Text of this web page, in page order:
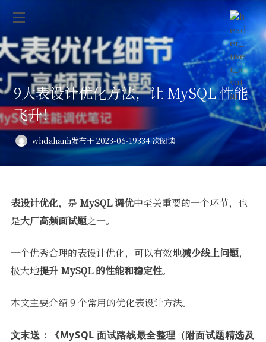
9大表设计优化方法，让 MySQL 性能
飞升！
whdahanh发布于 2023-06-19334 次阅读
表设计优化，是 MySQL 调优中至关重要的一个环节，也
是大厂高频面试题之一。
一个优秀合理的表设计优化，可以有效地减少线上问题，
极大地提升 MySQL 的性能和稳定性。
本文主要介绍 9 个常用的优化表设计方法。
文末送：
《MySQL 面试路线最全整理（附面试题精选及